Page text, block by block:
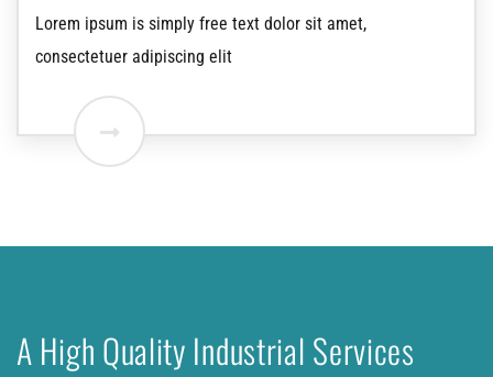
Lorem ipsum is simply free text dolor sit amet,
consectetuer adipiscing elit
A High Quality Industrial Services